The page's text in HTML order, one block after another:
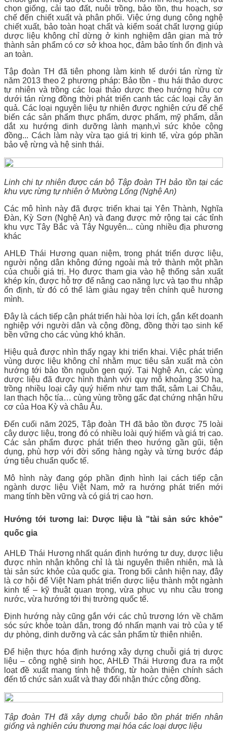
chọn giống, cải tạo đất, nuôi trồng, bảo tồn, thu hoạch, sơ
chế đến chiết xuất và phân phối. Việc ứng dụng công nghệ
chiết xuất, bảo toàn hoạt chất và kiểm soát chất lượng giúp
dược liệu không chỉ dừng ở kinh nghiệm dân gian mà trở
thành sản phẩm có cơ sở khoa học, đảm bảo tính ổn định và
an toàn.
Tập đoàn TH đã tiên phong làm kinh tế dưới tán rừng từ
năm 2013 theo 2 phương pháp: Bảo tồn - thu hái thảo dược
tự nhiên và trồng các loại thảo dược theo hướng hữu cơ
dưới tán rừng đồng thời phát triển canh tác các loại cây ăn
quả. Các loại nguyên liệu tự nhiên được nghiên cứu để chế
biến các sản phẩm thực phẩm, dược phẩm, mỹ phẩm, dẫn
dắt xu hướng dinh dưỡng lành mạnh,vì sức khỏe cộng
đồng... Cách làm này vừa tạo giá trị kinh tế, vừa góp phần
bảo vệ rừng và hệ sinh thái.
Linh chi tự nhiên được cán bộ Tập đoàn TH bảo tồn tại các
khu vực rừng tự nhiên ở Mường Lống (Nghệ An)
Các mô hình này đã được triển khai tại Yên Thành, Nghĩa
Đàn, Kỳ Sơn (Nghệ An) và đang được mở rộng tại các tỉnh
khu vực Tây Bắc và Tây Nguyên... cùng nhiều địa phương
khác
AHLĐ Thái Hương quan niệm, trong phát triển dược liệu,
người nông dân không đứng ngoài mà trở thành một phần
của chuỗi giá trị. Họ được tham gia vào hệ thống sản xuất
khép kín, được hỗ trợ để nâng cao năng lực và tạo thu nhập
ổn định, từ đó có thể làm giàu ngay trên chính quê hương
mình.
Đây là cách tiếp cận phát triển hài hòa lợi ích, gắn kết doanh
nghiệp với người dân và cộng đồng, đồng thời tạo sinh kế
bền vững cho các vùng khó khăn.
Hiệu quả được nhìn thấy ngay khi triển khai. Việc phát triển
vùng dược liệu không chỉ nhằm mục tiêu sản xuất mà còn
hướng tới bảo tồn nguồn gen quý. Tại Nghệ An, các vùng
dược liệu đã được hình thành với quy mô khoảng 350 ha,
trồng nhiều loại cây quý hiếm như tam thất, sâm Lai Châu,
lan thạch hộc tía… cùng vùng trồng gấc đạt chứng nhận hữu
cơ của Hoa Kỳ và châu Âu.
Đến cuối năm 2025, Tập đoàn TH đã bảo tồn được 75 loài
cây dược liệu, trong đó có nhiều loài quý hiếm và giá trị cao.
Các sản phẩm được phát triển theo hướng gần gũi, tiện
dụng, phù hợp với đời sống hàng ngày và từng bước đáp
ứng tiêu chuẩn quốc tế.
Mô hình này đang góp phần định hình lại cách tiếp cận
ngành dược liệu Việt Nam, mở ra hướng phát triển mới
mang tính bền vững và có giá trị cao hơn.
Hướng tới tương lai: Dược liệu là "tài sản sức khỏe"
quốc gia
AHLĐ Thái Hương nhất quán định hướng tư duy, dược liệu
được nhìn nhận không chỉ là tài nguyên thiên nhiên, mà là
tài sản sức khỏe của quốc gia. Trong bối cảnh hiện nay, đây
là cơ hội để Việt Nam phát triển dược liệu thành một ngành
kinh tế – kỹ thuật quan trọng, vừa phục vụ nhu cầu trong
nước, vừa hướng tới thị trường quốc tế.
Định hướng này cũng gắn với các chủ trương lớn về chăm
sóc sức khỏe toàn dân, trong đó nhấn mạnh vai trò của y tế
dự phòng, dinh dưỡng và các sản phẩm từ thiên nhiên.
Để hiện thực hóa định hướng xây dựng chuỗi giá trị dược
liệu – công nghệ sinh học, AHLĐ Thái Hương đưa ra một
loạt đề xuất mang tính hệ thống, từ hoàn thiện chính sách
đến tổ chức sản xuất và thay đổi nhận thức cộng đồng.
Tập đoàn TH đã xây dựng chuỗi bảo tồn phát triển nhân
giống và nghiên cứu thương mại hóa các loại dược liệu